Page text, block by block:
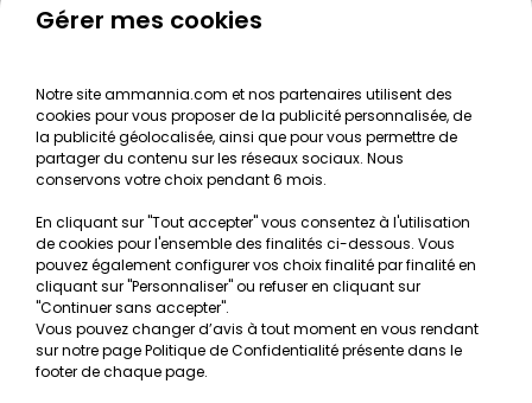
RELAIS pour vos plantes( à partir de 5.9€ ).
connecté(e), après validation de votre panier.
Exceptionnellement, les livraisons peuvent même
être retardées de quelques jours afin de vous
envoyer des plantes d'une fraîcheur parfaite.
Afin de vous garantir la meilleure qualité possible,
nous expédions les plantes parmi les marques
Aquaflora, Tropica, Dennerle
Aqua Art
lesarrivages, la disponibilitéet surtout
fraîcheurau moment de la préparation de votre
commande.
Gérer mes cookies
Notre site ammannia.com et nos partenaires utilisent des
cookies pour vous proposer de la publicité personnalisée, de
la publicité géolocalisée, ainsi que pour vous permettre de
partager du contenu sur les réseaux sociaux. Nous
conservons votre choix pendant 6 mois.
En cliquant sur "Tout accepter" vous consentez à l'utilisation
de cookies pour l'ensemble des finalités ci-dessous. Vous
pouvez également configurer vos choix finalité par finalité en
cliquant sur "Personnaliser" ou refuser en cliquant sur
"Continuer sans accepter".
Vous pouvez changer d’avis à tout moment en vous rendant
sur notre page Politique de Confidentialité présente dans le
footer de chaque page.